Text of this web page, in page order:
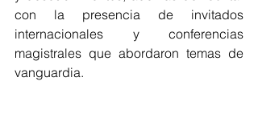
con la presencia de invitados
internacionales y conferencias
magistrales que abordaron temas de
vanguardia.